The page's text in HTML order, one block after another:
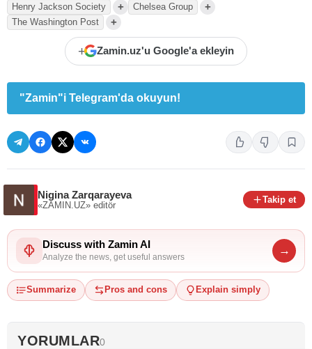
Henry Jackson Society + Chelsea Group +
The Washington Post +
+ Zamin.uz'u Google'a ekleyin
"Zamin"i Telegram'da okuyun!
Nigina Zarqarayeva
«ZAMIN.UZ» editör
Takip et
Discuss with Zamin AI
Analyze the news, get useful answers
→
Summarize Pros and cons Explain simply
YORUMLAR0